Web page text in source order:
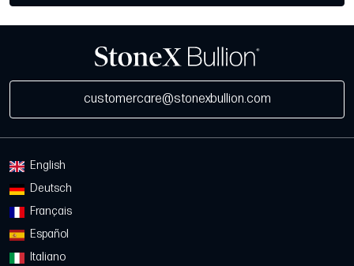
customercare@stonexbullion.com
English
Deutsch
Français
Español
Italiano